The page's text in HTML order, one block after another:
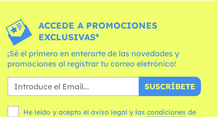
ACCEDE A PROMOCIONES
EXCLUSIVAS*
¡Sé el primero en enterarte de las novedades y
promociones al registrar tu correo eletrónico!
SUSCRÍBETE
He leído y acepto el aviso legal y las condiciones